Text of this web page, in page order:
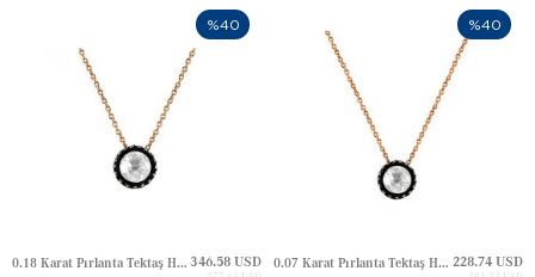
0.18 Karat Pırlanta Tektaş Halo Elmas Altın Kolye 346.58 USD
%40
0.07 Karat Pırlanta Tektaş Halo Elmas Altın Kolye 228.74 USD
%40